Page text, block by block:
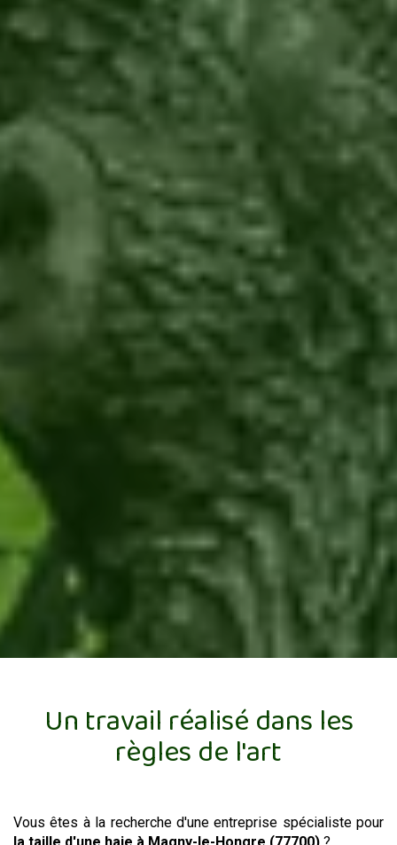
Un travail réalisé dans les
règles de l'art
Vous êtes à la recherche d'une entreprise spécialiste pour